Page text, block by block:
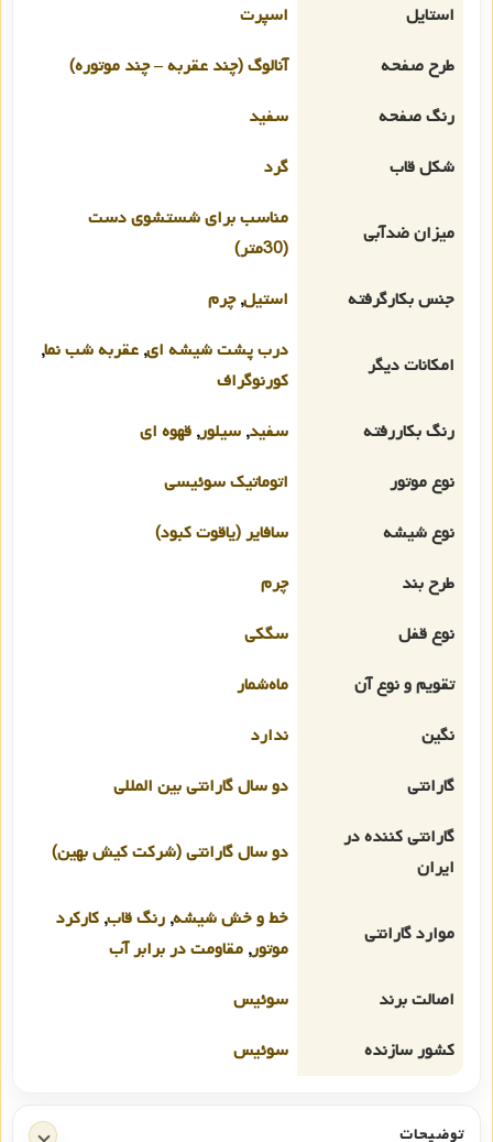
استایل
اسپرت
طرح صفحه
آنالوگ (چند عقربه – چند موتوره)
رنگ صفحه
سفید
شکل قاب
گرد
میزان ضدآبی
مناسب برای شستشوی دست
(30متر)
جنس بکارگرفته
استیل,چرم
امکانات دیگر
درب پشت شیشه ای, عقربه شب نما,
کورنوگراف
رنگ بکاررفته
سفید, سیلور, قهوه ای
نوع موتور
اتوماتیک سوئیسی
نوع شیشه
سافایر (یاقوت کبود)
طرح بند
چرم
نوع قفل
سگکی
تقویم و نوع آن
ماه‌شمار
نگین
ندارد
گارانتی
دو سال گارانتی بین المللی
گارانتی کننده در
ایران
دو سال گارانتی (شرکت کیش بهین)
موارد گارانتی
خط و خش شیشه, رنگ قاب, کارکرد
موتور, مقاومت در برابر آب
اصالت برند
سوئیس
کشور سازنده
سوئیس
توضیحات